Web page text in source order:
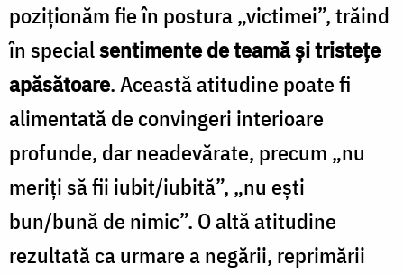
poziţionăm fie în postura „victimei”, trăind
în specialsentimente de teamă şi tristeţe
apăsătoare. Această atitudine poate fi
alimentată de convingeri interioare
profunde, dar neadevărate, precum „nu
meriţi să fii iubit/iubită”, „nu eşti
bun/bună de nimic”. O altă atitudine
rezultată ca urmare a negării, reprimării